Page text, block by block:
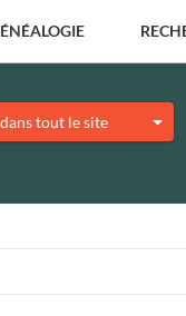
dans tout le site